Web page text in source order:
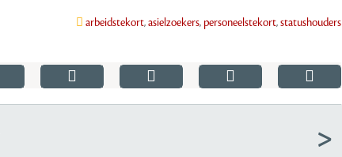
arbeidstekort,asielzoekers, personeelstekort,statushouders